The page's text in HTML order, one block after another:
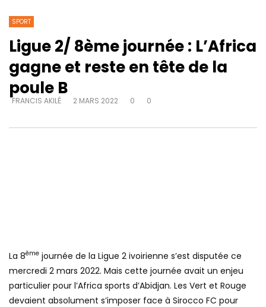
SPORT
Ligue 2/ 8ème journée : L’Africa
gagne et reste en tête de la
poule B
FRANCIS AKILÉ 2 MARS 2022 0 0
La 8ème journée de la Ligue 2 ivoirienne s’est disputée ce
mercredi 2 mars 2022. Mais cette journée avait un enjeu
particulier pour l’Africa sports d’Abidjan. Les Vert et Rouge
devaient absolument s’imposer face à Sirocco FC pour